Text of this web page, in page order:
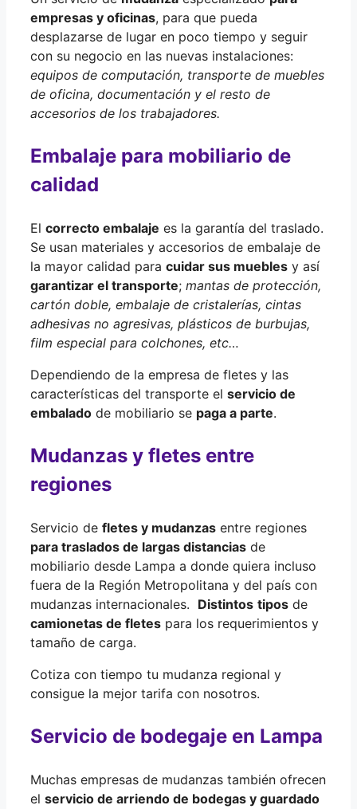
empresas y oficinas, para que pueda
desplazarse de lugar en poco tiempo y seguir
con su negocio en las nuevas instalaciones:
equipos de computación, transporte de muebles
de oficina, documentación y el resto de
accesorios de los trabajadores.
Embalaje para mobiliario de
calidad
El correcto embalaje es la garantía del traslado.
Se usan materiales y accesorios de embalaje de
la mayor calidad para cuidar sus muebles y así
garantizar el transporte; mantas de protección,
cartón doble, embalaje de cristalerías, cintas
adhesivas no agresivas, plásticos de burbujas,
film especial para colchones, etc…
Dependiendo de la empresa de fletes y las
características del transporte el servicio de
embalado de mobiliario se paga a parte.
Mudanzas y fletes entre
regiones
Servicio de fletes y mudanzas entre regiones
para traslados de largas distancias de
mobiliario desde Lampa a donde quiera incluso
fuera de la Región Metropolitana y del país con
mudanzas internacionales. Distintos tipos de
camionetas de fletes para los requerimientos y
tamaño de carga.
Cotiza con tiempo tu mudanza regional y
consigue la mejor tarifa con nosotros.
Servicio de bodegaje en Lampa
Muchas empresas de mudanzas también ofrecen
el servicio de arriendo de bodegas y guardado